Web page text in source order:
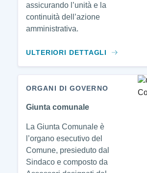
assicurando l’unità e la
continuità dell’azione
amministrativa.
ULTERIORI DETTAGLI
ORGANI DI GOVERNO
Giunta comunale
La Giunta Comunale è
l’organo esecutivo del
Comune, presieduto dal
Sindaco e composto da